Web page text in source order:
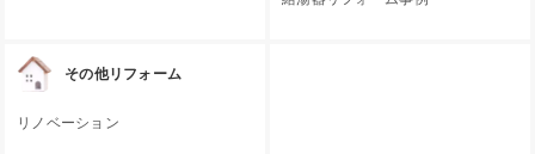
その他リフォーム
リノベーション